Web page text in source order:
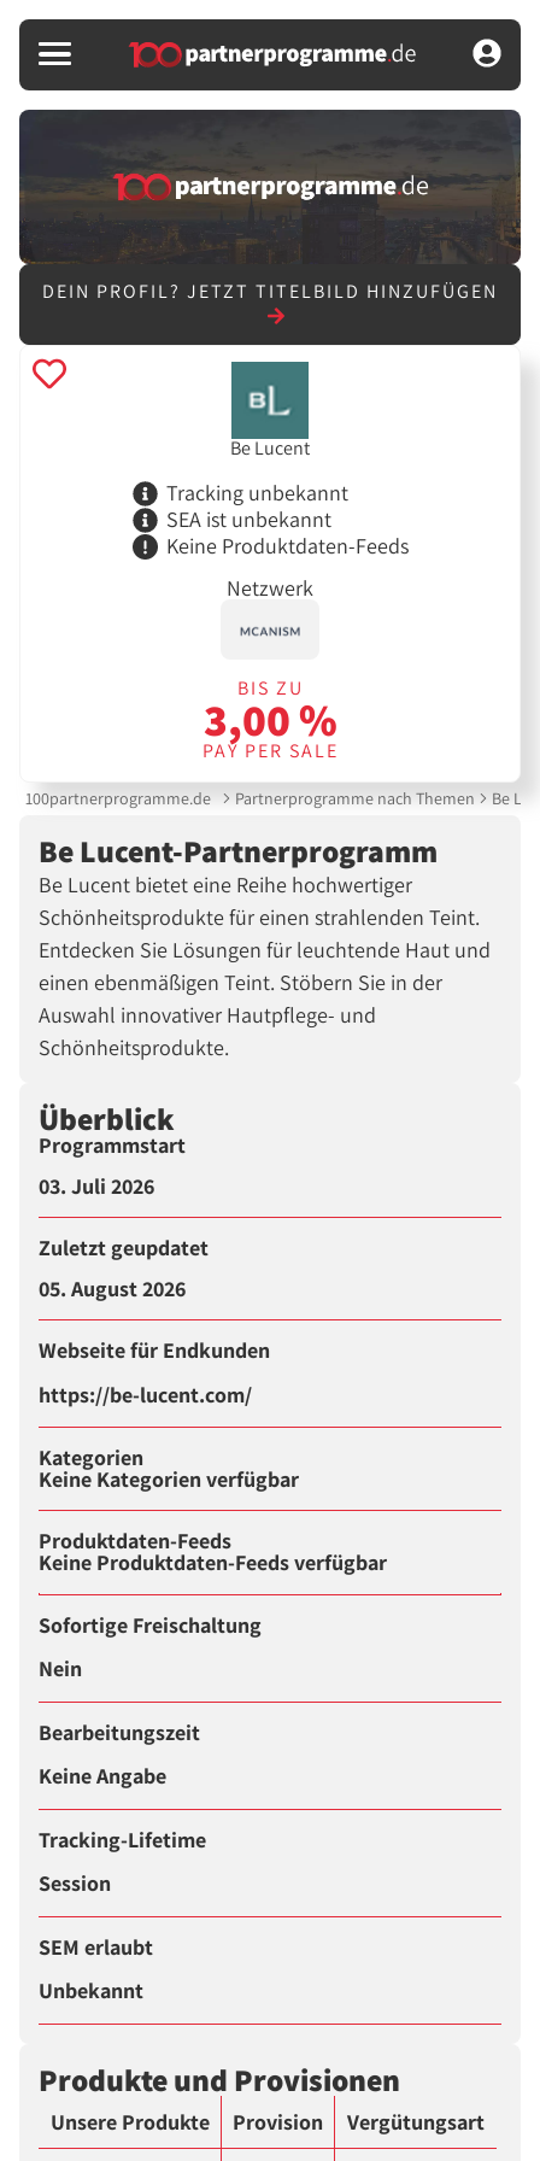
DEIN PROFIL? JETZT TITELBILD HINZUFÜGEN
Be Lucent
Tracking unbekannt
SEA ist unbekannt
Keine Produktdaten-Feeds
Netzwerk
BIS ZU
3,00 %
PAY PER SALE
100partnerprogramme.de Partnerprogramme nach Themen Be
Be Lucent-Partnerprogramm
Be Lucent bietet eine Reihe hochwertiger
Schönheitsprodukte für einen strahlenden Teint.
Entdecken Sie Lösungen für leuchtende Haut und
einen ebenmäßigen Teint. Stöbern Sie in der
Auswahl innovativer Hautpflege- und
Schönheitsprodukte.
Überblick
Programmstart
03. Juli 2026
Zuletzt geupdatet
05. August 2026
Webseite für Endkunden
https://be-lucent.com/
Kategorien
Keine Kategorien verfügbar
Produktdaten-Feeds
Keine Produktdaten-Feeds verfügbar
Sofortige Freischaltung
Nein
Bearbeitungszeit
Keine Angabe
Tracking-Lifetime
Session
SEM erlaubt
Unbekannt
Produkte und Provisionen
Unsere Produkte Provision Vergütungsart